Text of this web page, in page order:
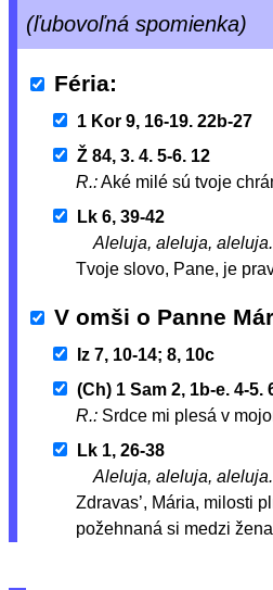
(ľubovoľná spomienka)
Féria
1 Kor 9, 16-19. 22b-27
Ž 84, 3. 4. 5-6. 12
R.:Aké milé sú tvoje
Lk 6, 39-42
Aleluja, aleluja, aleluja.
Tvoje slovo, Pane, je
V omši o Panne
Iz 7, 10-14; 8, 10c
(Ch) 1 Sam 2, 1b-e. 4-5.
R.: Srdce mi plesá v
Lk 1, 26-38
Aleluja, aleluja, aleluja.
Zdravas’, Mária, milosti
požehnaná si medzi